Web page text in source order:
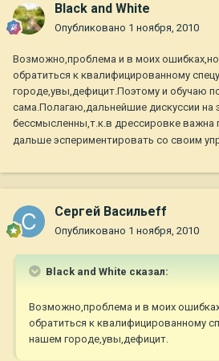
Black and White
Опубликовано 1 ноября, 2010
Возможно,проблема и в моих
обратиться к квалифицированному
городе,увы,дефицит.Поэтому и обучаю
сама.Полагаю,дальнейшие дискуссии на
бессмысленны,т.к.в дрессировке важна
дальше эспериментировать со своим
Сергей Васильеff
Опубликовано 1 ноября, 2010
Black and White сказал:
Возможно,проблема и в моих
обратиться к квалифицированному
нашем городе,увы,дефицит.